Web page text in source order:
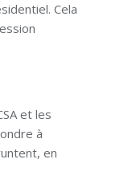
Cela
et les
à
en